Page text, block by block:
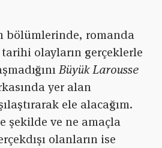
bölümlerinde, romanda
olayların gerçeklerle
Büyük Larousse
yer alan
ele alacağım.
şekilde ve ne amaçla
olanların ise